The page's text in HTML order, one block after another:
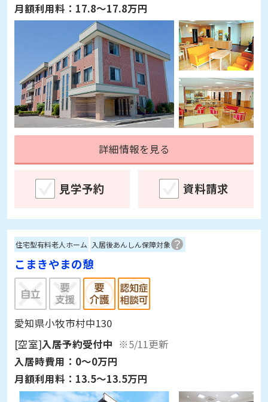
月額利用料： 17.8～17.8万円
詳細情報を見る
見学予約 資料請求
住宅型有料老人ホーム 入居後あんしん保障対象
こまきやまの憩
愛知県小牧市村中130
[空室]入居予約受付中 ※5/11更新
入居時費用： 0～0万円
月額利用料： 13.5～13.5万円